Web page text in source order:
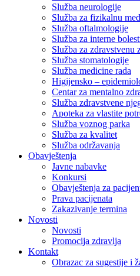
Služba neurologije
Služba za fizikalnu
Služba oftalmologije
Služba za interne
Služba za zdravstvenu
Služba stomatologije
Služba medicine rada
Higijensko –
Centar za mentalno
Služba zdravstvene
Apoteka za vlastite
Služba voznog parka
Služba za kvalitet
Služba održavanja
Obavještenja
Javne nabavke
Konkursi
Obavještenja za
Prava pacijenata
Zakazivanje termina
Novosti
Novosti
Promocija zdravlja
Kontakt
Obrazac za sugestije i